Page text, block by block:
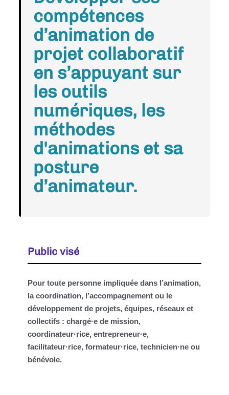
compétences
d’animation de
projet collaboratif
en s’appuyant sur
les outils
numériques, les
méthodes
d'animations et sa
posture
d’animateur.
Public visé
Pour toute personne impliquée dans l’animation,
la coordination, l’accompagnement ou le
développement de projets, équipes, réseaux et
collectifs : chargé·e de mission,
coordinateur·rice, entrepreneur·e,
facilitateur·rice, formateur·rice, technicien·ne ou
bénévole.